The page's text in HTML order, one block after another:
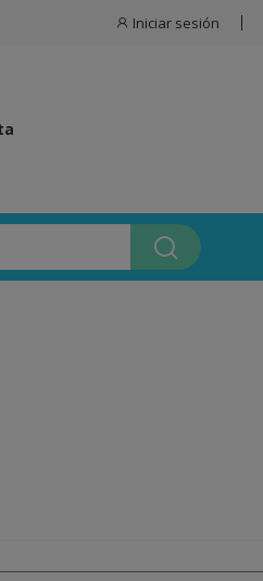
Iniciar sesión